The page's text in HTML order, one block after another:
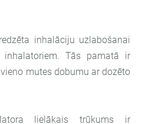
inhalāciju uzlabošanai
inhalatoriem. Tās pamatā ir
mutes dobumu ar dozēto
lielākais trūkums ir